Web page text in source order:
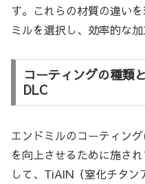
す。これらの材質の違い
ミルを選択し、効率的な加
コーティングの種類
DLC
エンドミルのコーティン
を向上させるために施さ
して、TiAlN（窒化チタ